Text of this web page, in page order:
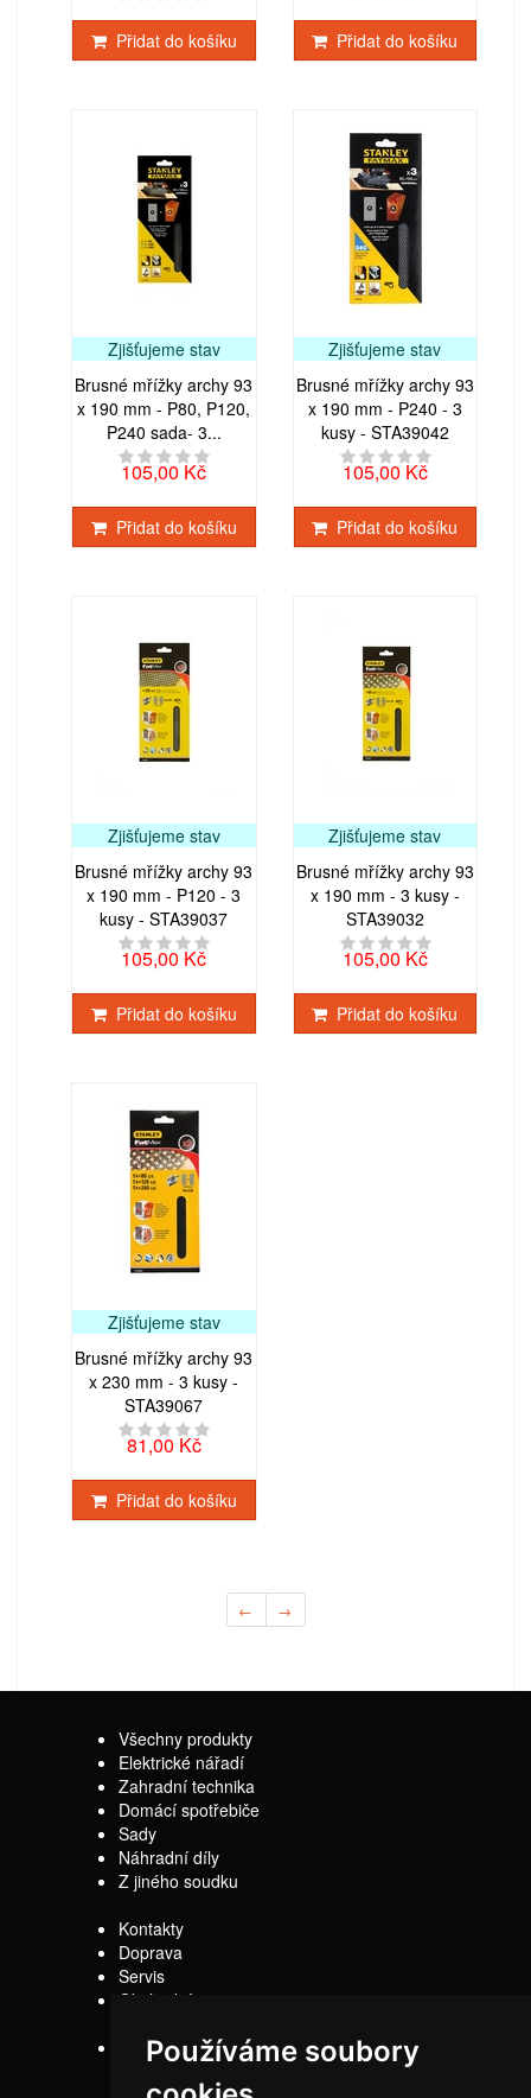
Používáme soubory
Přidat do košíku Přidat do košíku
Zjišťujeme stav
Brusné mřížky archy 93
x 190 mm - P80, P120,
P240 sada- 3...
105,00 Kč
Přidat do košíku
Zjišťujeme stav
Brusné mřížky archy 93
x 190 mm - P240 - 3
kusy - STA39042
105,00 Kč
Přidat do košíku
Zjišťujeme stav
Brusné mřížky archy 93
x 190 mm - P120 - 3
kusy - STA39037
105,00 Kč
Přidat do košíku
Zjišťujeme stav
Brusné mřížky archy 93
x 190 mm - 3 kusy -
STA39032
105,00 Kč
Přidat do košíku
Zjišťujeme stav
Brusné mřížky archy 93
x 230 mm - 3 kusy -
STA39067
81,00 Kč
Přidat do košíku
← →
Všechny produkty
Elektrické nářadí
Zahradní technika
Domácí spotřebiče
Sady
Náhradní díly
Z jiného soudku
Kontakty
Doprava
Servis
Obchodní
Reklamační řád